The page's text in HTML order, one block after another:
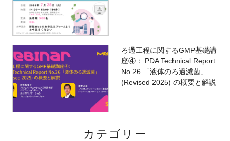
ろ過工程に関するGMP基礎講
座④： PDA Technical Report
No.26 「液体のろ過滅菌」
(Revised 2025) の概要と解説
カテゴリー